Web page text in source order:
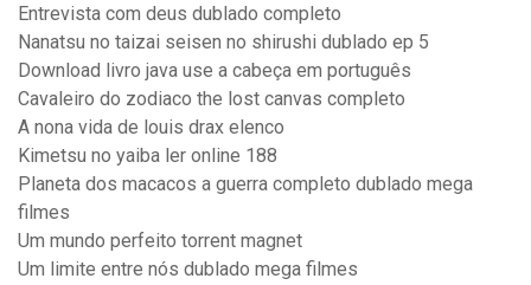
Entrevista com deus dublado completo
Nanatsu no taizai seisen no shirushi dublado ep 5
Download livro java use a cabeça em português
Cavaleiro do zodiaco the lost canvas completo
A nona vida de louis drax elenco
Kimetsu no yaiba ler online 188
Planeta dos macacos a guerra completo dublado mega
filmes
Um mundo perfeito torrent magnet
Um limite entre nós dublado mega filmes